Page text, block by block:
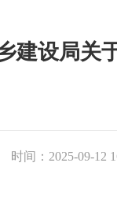
建设局关
时间：2025-09-12